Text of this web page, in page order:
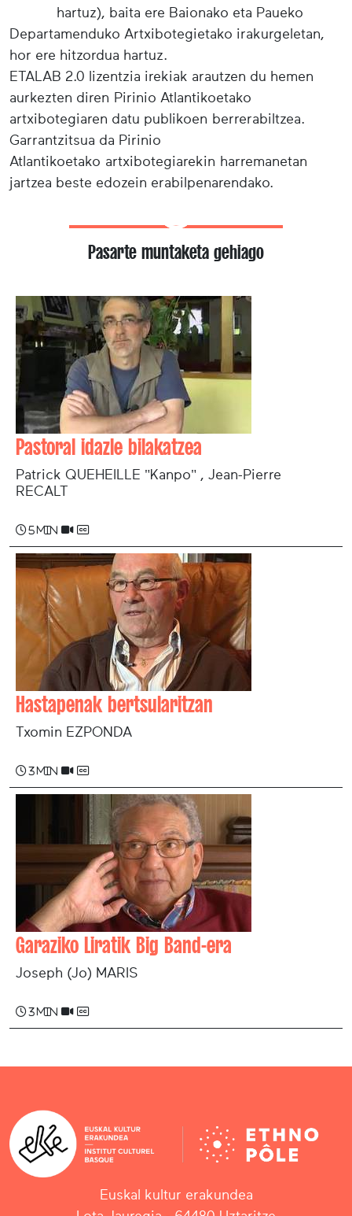
hartuz), baita ere Baionako eta Paueko
Departamenduko Artxibotegietako irakurgeletan,
hor ere hitzordua hartuz.
ETALAB 2.0 lizentzia irekiak arautzen du hemen
aurkezten diren Pirinio Atlantikoetako
artxibotegiaren datu publikoen berrerabiltzea.
Garrantzitsua da Pirinio
Atlantikoetako artxibotegiarekin harremanetan
jartzea beste edozein erabilpenarendako.
Pasarte muntaketa gehiago
Pastoral idazle bilakatzea
Patrick QUEHEILLE "Kanpo" , Jean-Pierre
RECALT
5 min
Hastapenak bertsularitzan
Txomin EZPONDA
3 min
Garaziko Liratik Big Band-era
Joseph (Jo) MARIS
3 min
Euskal kultur erakundea